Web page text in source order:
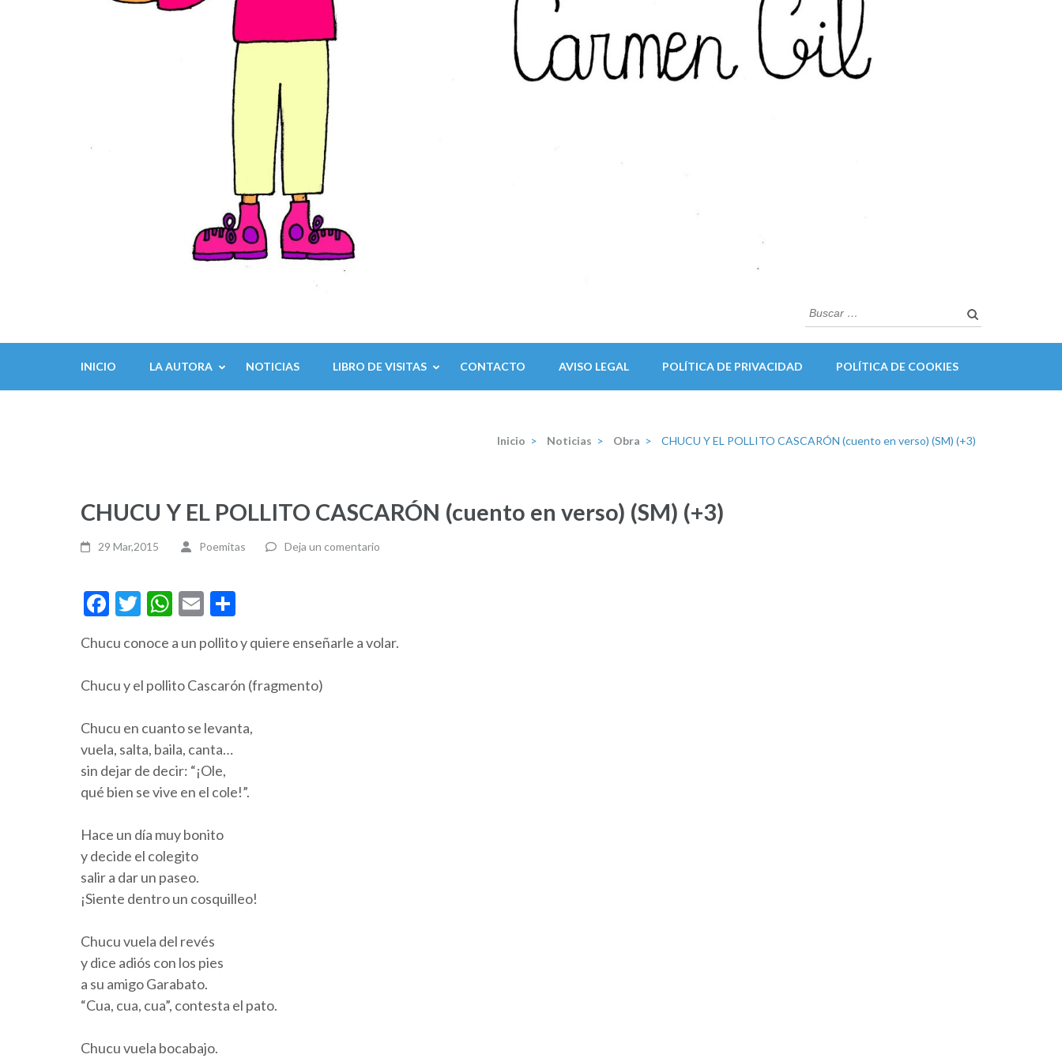
Buscar:
INICIO LA AUTORA NOTICIAS LIBRO DE VISITAS CONTACTO AVISO LEGAL POLÍTICA DE PRIVACIDAD POLÍTICA DE COOKIES
Inicio > Noticias > Obra > CHUCU Y EL POLLITO CASCARÓN (cuento en verso) (SM) (+3)
CHUCU Y EL POLLITO CASCARÓN (cuento en verso) (SM) (+3)
29 Mar,2015 Poemitas Deja un comentario
Facebook
Twitter
WhatsApp
Email
Chucu conoce a un pollito y quiere enseñarle a volar.
Chucu y el pollito Cascarón (fragmento)
Chucu en cuanto se levanta,
vuela, salta, baila, canta…
sin dejar de decir: “¡Ole,
qué bien se vive en el cole!”.
Hace un día muy bonito
y decide el colegito
salir a dar un paseo.
¡Siente dentro un cosquilleo!
Chucu vuela del revés
y dice adiós con los pies
a su amigo Garabato.
“Cua, cua, cua”, contesta el pato.
Chucu vuela bocabajo.